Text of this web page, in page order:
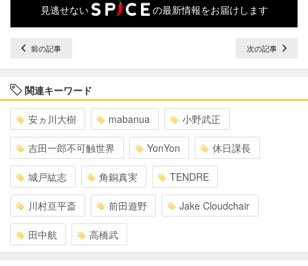
見逃せない の最新情報をお届けします
前の記事 次の記事
関連キーワード
安ヵ川大樹 mabanua 小野武正
吉田一郎不可触世界 YonYon 休日課長
城戸紘志 角銅真実 TENDRE
川村亘平斎 前田遊野 Jake Cloudchair
田中航 高橋武